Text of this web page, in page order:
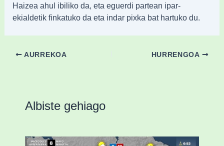
Haizea ahul ibiliko da, eta eguerdi partean ipar-
ekialdetik finkatuko da eta indar pixka bat hartuko du.
AURREKOA HURRENGOA
Albiste gehiago